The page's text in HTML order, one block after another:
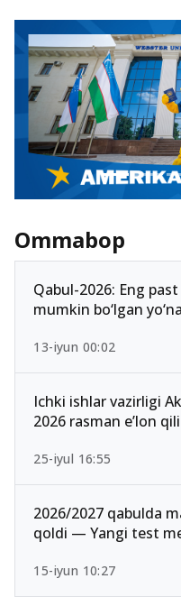
Ommabop
Qabul-2026: Eng
mumkin bo‘lgan
13-iyun 00:02
Ichki ishlar vazirligi
2026 rasman e’lon
25-iyul 16:55
2026/2027 qabulda
qoldi — Yangi test
15-iyun 10:27